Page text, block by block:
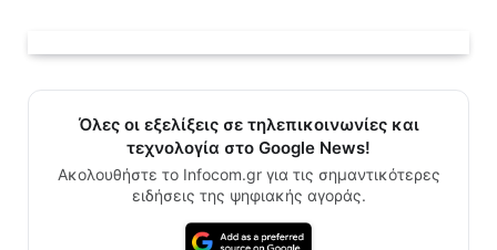
Όλες οι εξελίξεις σε τηλεπικοινωνίες και
τεχνολογία στο Google News!
Ακολουθήστε το Infocom.gr για τις σημαντικότερες
ειδήσεις της ψηφιακής αγοράς.